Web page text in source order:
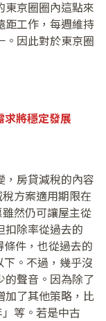
東京圈圈內這點來
距工作，每週維持
。因此對於東京圈
求將穩定發展
，房貸減稅的內容
方案適用期限在
然仍可讓屋主從
扣除率從過去的
件，也從過去的
。不過，幾乎沒
的聲音。因為除了
加了其他策略，比
等。若是中古